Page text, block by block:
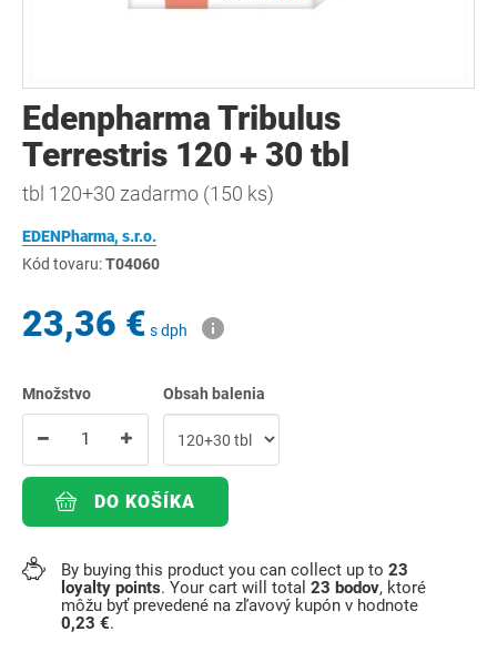
Edenpharma Tribulus
Terrestris 120 + 30 tbl
tbl 120+30 zadarmo (150 ks)
EDENPharma, s.r.o.
Kód tovaru:T04060
23,36 € s dph
Množstvo Obsah balenia
DO KOŠÍKA
By buying this product you can collect up to 23
loyalty points. Your cart will total 23 bodov, ktoré
môžu byť prevedené na zľavový kupón v hodnote
0,23 €.